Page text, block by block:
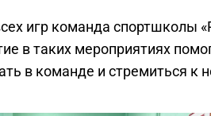
игр команда спортшколы
в таких мероприятиях
в команде и стремиться